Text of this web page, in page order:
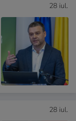
28 iul.
28 iul.